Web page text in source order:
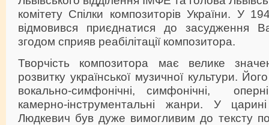
комітету Спілки композиторів України. У
відмовився приєднатися до засудження
згодом сприяв реабілітації композитора.
Творчість композитора має велике
розвитку української музичної культури.
вокально-симфонічні, симфонічні,
камерно-інструментальні жанри. У
Людкевич був дуже вимогливим до тексту